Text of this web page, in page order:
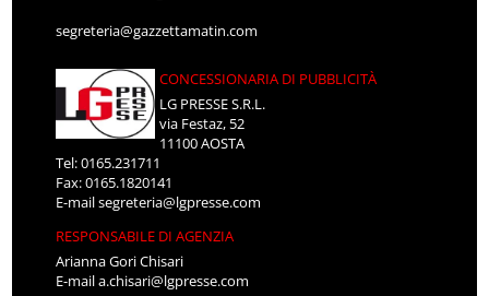
segreteria@gazzettamatin.com
CONCESSIONARIA DI PUBBLICITÀ
LG PRESSE S.R.L.
via Festaz, 52
11100 AOSTA
Tel: 0165.231711
Fax: 0165.1820141
E-mailsegreteria@lgpresse.com
RESPONSABILE DI AGENZIA
Arianna Gori Chisari
E-maila.chisari@lgpresse.com